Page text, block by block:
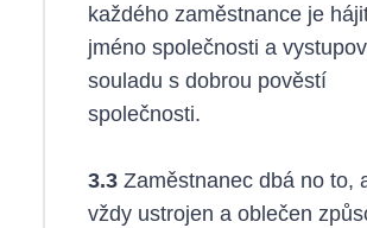
každého zaměstnance je
jméno společnosti a
souladu s dobrou pověstí
společnosti.
3.3Zaměstnanec dbá no to,
vždy ustrojen a oblečen